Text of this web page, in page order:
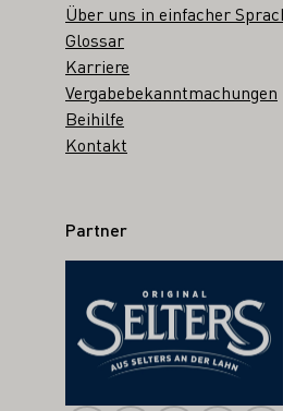
Über uns in einfacher
Glossar
Karriere
Vergabebekanntmachungen
Beihilfe
Kontakt
Partner